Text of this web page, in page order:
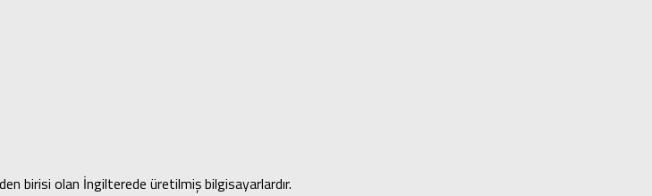
birisi olan İngilterede üretilmiş bilgisayarlardır.